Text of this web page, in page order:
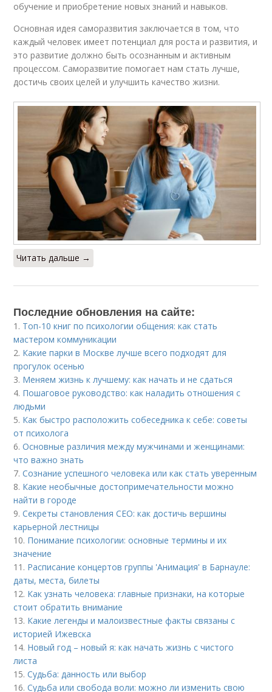
обучение и приобретение новых знаний и навыков.
Основная идея саморазвития заключается в том, что
каждый человек имеет потенциал для роста и развития, и
это развитие должно быть осознанным и активным
процессом. Саморазвитие помогает нам стать лучше,
достичь своих целей и улучшить качество жизни.
Читать дальше →
Последние обновления на сайте:
1. Топ-10 книг по психологии общения: как стать
мастером коммуникации
2. Какие парки в Москве лучше всего подходят для
прогулок осенью
3. Меняем жизнь к лучшему: как начать и не сдаться
4. Пошаговое руководство: как наладить отношения с
людьми
5. Как быстро расположить собеседника к себе: советы
от психолога
6.Основные различия между мужчинами и женщинами:
что важно знать
7.Сознание успешного человека или как стать уверенным
8. Какие необычные достопримечательности можно
найти в городе
9.Секреты становления CEO: как достичь вершины
карьерной лестницы
10. Понимание психологии: основные термины и их
значение
11. Расписание концертов группы 'Анимация' в Барнауле:
даты, места, билеты
12. Как узнать человека: главные признаки, на которые
стоит обратить внимание
13. Какие легенды и малоизвестные факты связаны с
историей Ижевска
14. Новый год – новый я: как начать жизнь с чистого
листа
15.Судьба: данность или выбор
16.Судьба или свобода воли: можно ли изменить свою